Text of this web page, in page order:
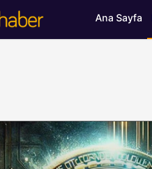
Ana Sayfa